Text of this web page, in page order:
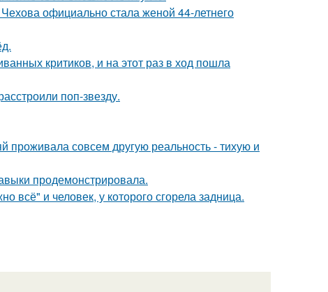
официально стала женой 44-летнего
критиков, и на этот раз в ход пошла
поп-звезду.
проживала совсем другую реальность - тихую и
продемонстрировала.
всё" и человек, у которого сгорела задница.